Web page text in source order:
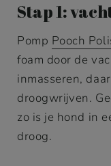
Stap 1:
Pomp Pooch
foam door de
inmasseren,
droogwrijven.
zo is je hond in
droog.